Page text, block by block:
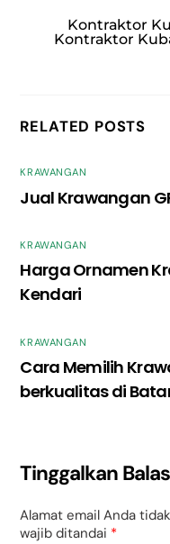
Kontraktor
Kontraktor
RELATED POSTS
KRAWANGAN
Jual Krawangan
KRAWANGAN
Harga Ornamen
Kendari
KRAWANGAN
Cara Memilih
berkualitas di
Tinggalkan
Alamat email Anda
wajib ditandai *